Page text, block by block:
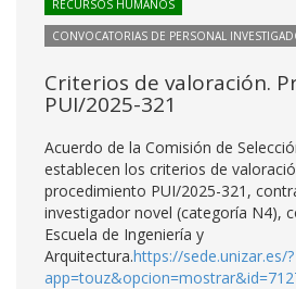
RECURSOS HUMANOS
CONVOCATORIAS DE PERSONAL
Criterios de valoración.
PUI/2025-321
Acuerdo de la Comisión de
establecen los criterios de
procedimiento PUI/2025-321,
investigador novel (categoría N4),
Escuela de Ingeniería y
Arquitectura.https://sede.unizar.es/?